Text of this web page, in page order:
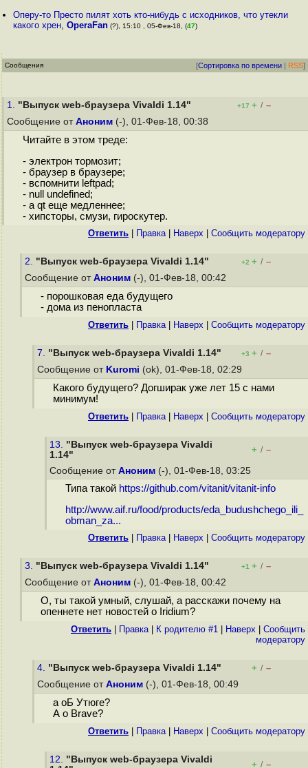
Оперу-то Престо пилят хоть кто-нибудь с исходников, что утекли
какого хрен,OperaFan (?), 15:10 , 05-Фев-18, (47)
Сообщения [Сортировка по времени | RSS]
1. "Выпуск web-браузера Vivaldi 1.14" +17 + / –
Сообщение от Аноним (-), 01-Фев-18, 00:38
Читайте в этом треде:
- электрон тормозит;
- браузер в браузере;
- вспомнити leftpad;
- null undefined;
- а qt еще медленнее;
- хипсторы, смузи, гироскутер.
Ответить Правка| Наверх Cообщить модератору
2. "Выпуск web-браузера Vivaldi 1.14" +2 + / –
Сообщение от Аноним (-), 01-Фев-18, 00:42
- порошковая еда будущего
- дома из пенопласта
Ответить Правка| Наверх Cообщить модератору
7. "Выпуск web-браузера Vivaldi 1.14" +3 + / –
Сообщение от Kuromi (ok), 01-Фев-18, 02:29
Какого будущего? Догширак уже лет 15 с нами
минимум!
Ответить Правка| Наверх Cообщить модератору
13. "Выпуск web-браузера Vivaldi
1.14"
+ / –
Сообщение от Аноним (-), 01-Фев-18, 03:25
Типа такой https://github.com/vitanit/vitanit-info
http://www.aif.ru/food/products/eda_budushchego_ili_
obman_za...
Ответить Правка| Наверх Cообщить модератору
3. "Выпуск web-браузера Vivaldi 1.14" +1 + / –
Сообщение от Аноним (-), 01-Фев-18, 00:42
О, ты такой умный, слушай, а расскажи почему на
опеннете нет новостей о Iridium?
Ответить Правка| К родителю #1 Наверх
Cообщить
модератору
4. "Выпуск web-браузера Vivaldi 1.14" + / –
Сообщение от Аноним (-), 01-Фев-18, 00:49
а оБ Утюге?
А о Brave?
Ответить Правка| Наверх Cообщить модератору
12. "Выпуск web-браузера Vivaldi
+ / –